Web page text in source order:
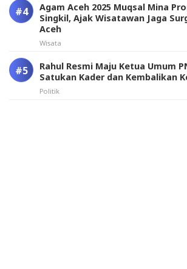
Agam Aceh 2025 Muqsal Mina
Singkil, Ajak Wisatawan Jaga
Aceh
Wisata
Rahul Resmi Maju Ketua Umum
Satukan Kader dan Kembalikan
Politik